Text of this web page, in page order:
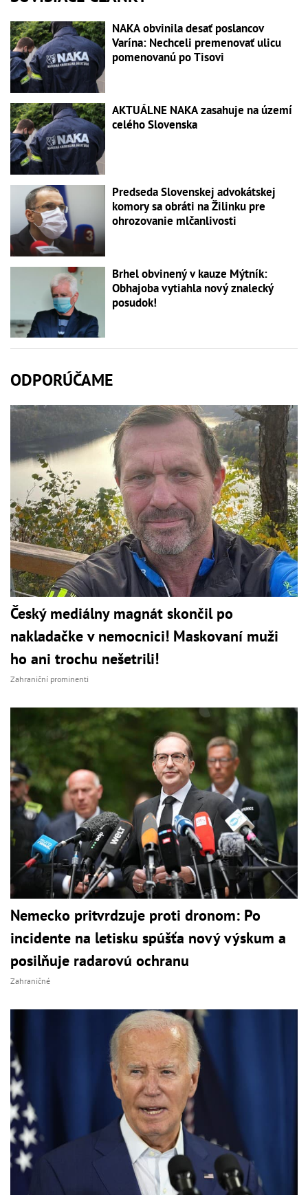
NAKA obvinila desať poslancov
Varína: Nechceli premenovať ulicu
pomenovanú po Tisovi
AKTUÁLNE NAKA zasahuje na území
celého Slovenska
Predseda Slovenskej advokátskej
komory sa obráti na Žilinku pre
ohrozovanie mlčanlivosti
Brhel obvinený v kauze Mýtník:
Obhajoba vytiahla nový znalecký
posudok!
ODPORÚČAME
Český mediálny magnát skončil po
nakladačke v nemocnici! Maskovaní muži
ho ani trochu nešetrili!
Zahraniční prominenti
Nemecko pritvrdzuje proti dronom: Po
incidente na letisku spúšťa nový výskum a
posilňuje radarovú ochranu
Zahraničné